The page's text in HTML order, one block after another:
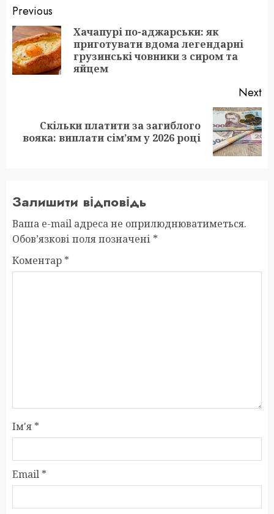
Post
navigation
Previous
Хачапурі по-аджарськи: як
приготувати вдома легендарні
грузинські човники з сиром та
яйцем
Next
post:
Скільки платити за загиблого
вояка: виплати сім’ям у 2026 році
Залишити відповідь
Ваша e-mail адреса не оприлюднюватиметься.
Обов’язкові поля позначені *
Коментар *
Ім'я *
Email *